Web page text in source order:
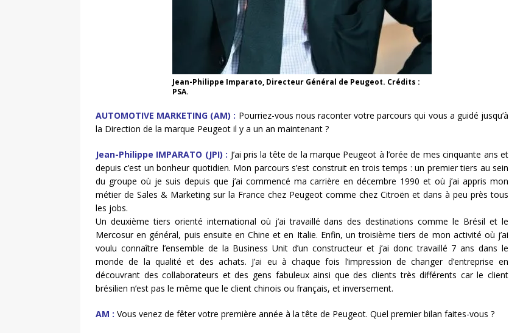
Jean-Philippe Imparato, Directeur Général de Peugeot. Crédits :
PSA.
AUTOMOTIVE MARKETING (AM) : Pourriez-vous nous raconter votre parcours qui vous a guidé jusqu’à
la Direction de la marque Peugeot il y a un an maintenant ?
Jean-Philippe IMPARATO (JPI) : J’ai pris la tête de la marque Peugeot à l’orée de mes cinquante ans et
depuis c’est un bonheur quotidien. Mon parcours s’est construit en trois temps : un premier tiers au sein
du groupe où je suis depuis que j’ai commencé ma carrière en décembre 1990 et où j’ai appris mon
métier de Sales & Marketing sur la France chez Peugeot comme chez Citroën et dans à peu près tous
les jobs.
Un deuxième tiers orienté international où j’ai travaillé dans des destinations comme le Brésil et le
Mercosur en général, puis ensuite en Chine et en Italie. Enfin, un troisième tiers de mon activité où j’ai
voulu connaître l’ensemble de la Business Unit d’un constructeur et j’ai donc travaillé 7 ans dans le
monde de la qualité et des achats. J’ai eu à chaque fois l’impression de changer d’entreprise en
découvrant des collaborateurs et des gens fabuleux ainsi que des clients très différents car le client
brésilien n’est pas le même que le client chinois ou français, et inversement.
AM : Vous venez de fêter votre première année à la tête de Peugeot. Quel premier bilan faites-vous ?